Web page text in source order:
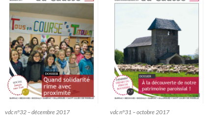
vdc n°32 – décembre 2017 vdc n°31 – octobre 2017